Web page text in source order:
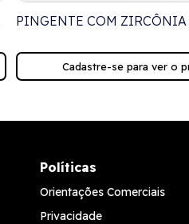
PINGENTE COM
OVAL
Cadastre-se para ver o
Políticas
Orientações Comerciais
Privacidade